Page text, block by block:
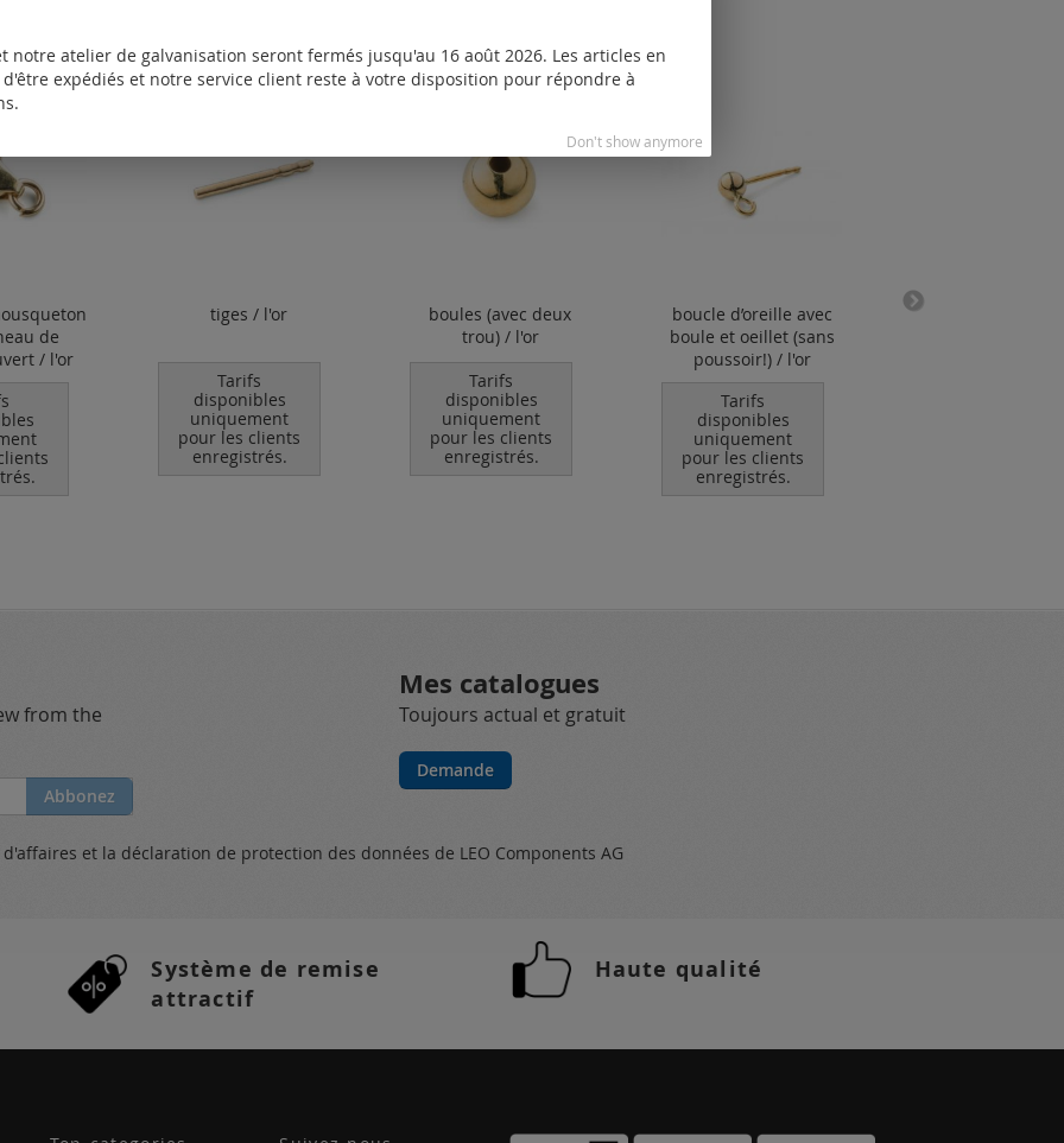
commandé les produits suivants
de
/ l'or
tiges / l'or
Tarifs
disponibles
uniquement
pour les clients
enregistrés.
boules (avec deux
trou) / l'or
Tarifs
disponibles
uniquement
pour les clients
enregistrés.
boucle d’oreille avec
boule et oeillet (sans
poussoir!) / l'or
Tarifs
disponibles
uniquement
pour les clients
enregistrés.
créole (paire)
from the
Abbonez
Mes catalogues
Toujours actual et gratuit
Demande
d'affaires et la déclaration de protection des données de LEO Components AG
Système de remise
attractif
Haute qualité
notre atelier de galvanisation seront fermés jusqu'au 16 août 2026. Les articles en
expédiés et notre service client reste à votre disposition pour répondre à
Don't show anymore